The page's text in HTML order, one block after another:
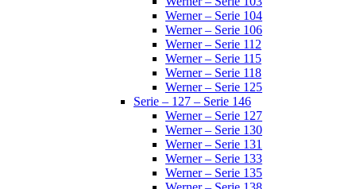
Werner – Serie 104
Werner – Serie 106
Werner – Serie 112
Werner – Serie 115
Werner – Serie 118
Werner – Serie 125
Serie – 127 – Serie 146
Werner – Serie 127
Werner – Serie 130
Werner – Serie 131
Werner – Serie 133
Werner – Serie 135